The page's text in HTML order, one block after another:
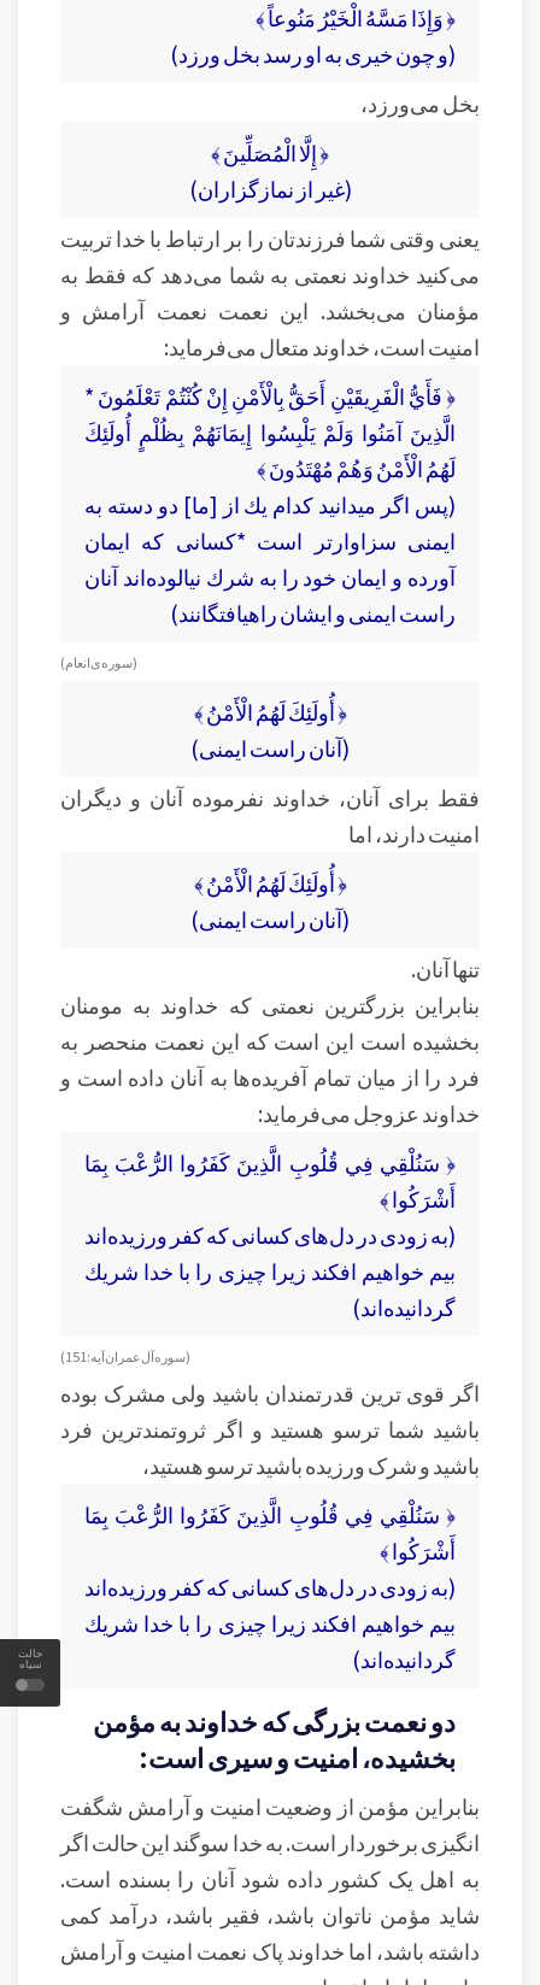
حالت
سیاه
﴿ وَإِذَا مَسَّهُ الْخَيْرُ مَنُوعاً ﴾
(و چون خيرى به او رسد بخل ورزد)
بخل می‌ورزد،
﴿ إِلَّا الْمُصَلِّينَ ﴾
(غير از نمازگزاران)
یعنی وقتی شما فرزندتان را بر ارتباط با خدا تربیت
می‌کنید خداوند نعمتی به شما می‌دهد که فقط به
مؤمنان می‌بخشد. این نعمت نعمت آرامش و
امنیت است، خداوند متعال می‌فرماید:
﴿ فَأَيُّ الْفَرِيقَيْنِ أَحَقُّ بِالْأَمْنِ إِنْ كُنْتُمْ تَعْلَمُونَ *
الَّذِينَ آمَنُوا وَلَمْ يَلْبِسُوا إِيمَانَهُمْ بِظُلْمٍ أُولَئِكَ
لَهُمُ الْأَمْنُ وَهُمْ مُهْتَدُونَ ﴾
(پس اگر میدانید كدام يك از [ما] دو دسته به
ايمنى سزاوارتر است *كسانى كه ايمان
آورده و ايمان خود را به شرك نيالوده‌اند آنان
راست ايمنى و ايشان راه‏يافتگانند)
( سوره‌ی انعام )
﴿ أُولَئِكَ لَهُمُ الْأَمْنُ ﴾
(آنان راست ايمنى)
فقط برای آنان، خداوند نفرموده آنان و دیگران
امنیت دارند، اما
﴿ أُولَئِكَ لَهُمُ الْأَمْنُ ﴾
(آنان راست ايمنى)
تنها آنان.
بنابراین بزرگترین نعمتی که خداوند به مومنان
بخشیده است این است که این نعمت منحصر به
فرد را از میان تمام آفریده‌ها به آنان داده است و
خداوند عزوجل می‌فرماید:
﴿ سَنُلْقِي فِي قُلُوبِ الَّذِينَ كَفَرُوا الرُّعْبَ بِمَا
أَشْرَكُوا ﴾
(به زودى در دل‌هاى كسانى كه كفر ورزيده‏‌اند
بيم خواهيم افكند زيرا چيزى را با خدا شريك
گردانيده‏‌اند)
( سوره آل عمران آيه: 151 )
اگر قوی ترین قدرتمندان باشید ولی مشرک بوده
باشید شما ترسو هستید و اگر ثروتمندترین فرد
باشید و شرک ورزیده باشید ترسو هستید،
﴿ سَنُلْقِي فِي قُلُوبِ الَّذِينَ كَفَرُوا الرُّعْبَ بِمَا
أَشْرَكُوا ﴾
(به زودى در دل‌هاى كسانى كه كفر ورزيده‏‌اند
بيم خواهيم افكند زيرا چيزى را با خدا شريك
گردانيده‏‌اند)
دو نعمت بزرگی که خداوند به مؤمن
بخشیده، امنیت و سیری است:
بنابراین مؤمن از وضعیت امنیت و آرامش شگفت
انگیزی برخوردار است. به خدا سوگند این حالت اگر
به اهل یک کشور داده شود آنان را بسنده است.
شاید مؤمن ناتوان باشد، فقیر باشد، درآمد کمی
داشته باشد، اما خداوند پاک نعمت امنیت و آرامش